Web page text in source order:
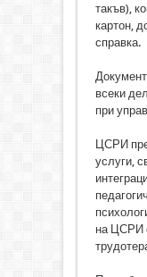
такъв),
картон,
справка.
всеки
при
ЦСРИ
услуги,
на ЦСРИ